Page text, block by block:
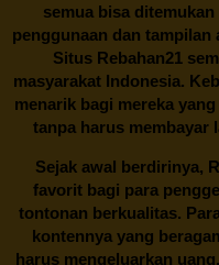
semua bisa
penggunaan dan tampilan
Situs Rebahan21
masyarakat Indonesia.
menarik bagi mereka
tanpa harus membayar
Sejak awal berdirinya,
favorit bagi para
tontonan berkualitas.
kontennya yang
harus mengeluarkan uang.